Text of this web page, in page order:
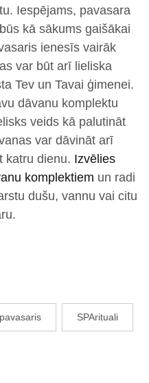
Iespējams, pavasara
kā sākums gaišākai
ienesīs vairāk
var būt arī lieliska
Tev un Tavai ģimenei.
dāvanu komplektu
veids kā palutināt
var dāvināt arī
katru dienu. Izvēlies
komplektiem un radi
dušu, vannu vai citu
pavasaris SPArituali